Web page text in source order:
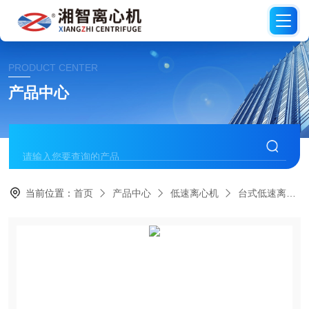
PRODUCT CENTER
产品中心
当前位置：首页 产品中心 低速离心机 台式低速离心机